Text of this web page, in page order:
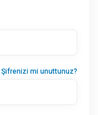
Şifrenizi mi unuttunuz?